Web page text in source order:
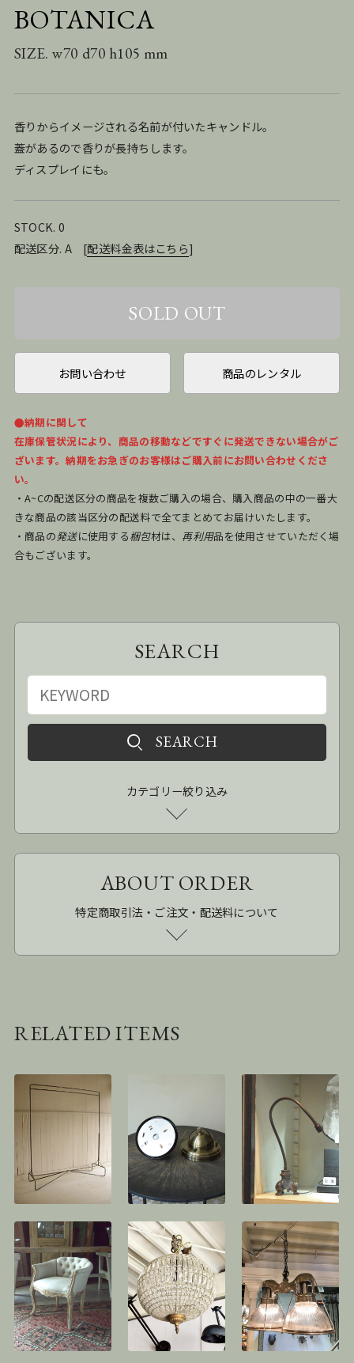
BOTANICA
SIZE. w70 d70 h105 mm
香りからイメージされる名前が付いたキャンドル。
蓋があるので香りが長持ちします。
ディスプレイにも。
STOCK. 0
配送区分. A [配送料金表はこちら]
お問い合わせ 商品のレンタル
●納期に関して
在庫保管状況により、商品の移動などですぐに発送できない場合がご
ざいます。納期をお急ぎのお客様はご購入前にお問い合わせくださ
い。
・A~Cの配送区分の商品を複数ご購入の場合、購入商品の中の一番大
きな商品の該当区分の配送料で全てまとめてお届けいたします。
・商品の発送に使用する梱包材は、 再利用品を使用させていただく場
合もございます。
SEARCH
カテゴリー絞り込み
ABOUT ORDER
特定商取引法・ご注文・配送料について
RELATED ITEMS